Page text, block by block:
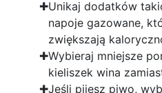
Unikaj dodatków
napoje gazowane,
zwiększają
Wybieraj mniejsze
kieliszek wina
Jeśli pijesz piwo,